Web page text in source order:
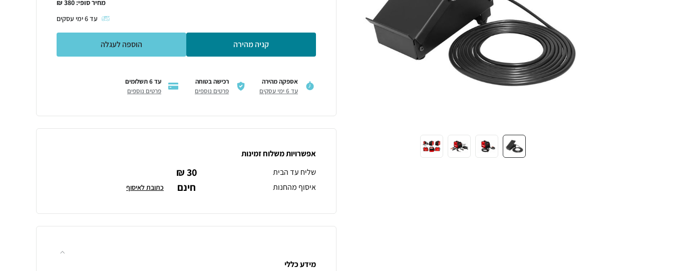
מחיר סופי: 380
₪
עד6ימי עסקים
קניה מהירה הוספה לעגלה
אספקה מהירה
עד 6 ימי עסקים
רכישה בטוחה
פרטים נוספים
עד 6 תשלומים
פרטים נוספים
אפשרויות משלוח זמינות
שליח עד הבית
30 ₪
איסוף מהחנות חינם כתובת לאיסוף
מידע כללי